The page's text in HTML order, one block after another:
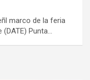
marco de la feria
(DATE) Punta…